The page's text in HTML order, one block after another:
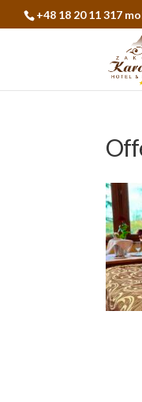
+48 18 20 11 317